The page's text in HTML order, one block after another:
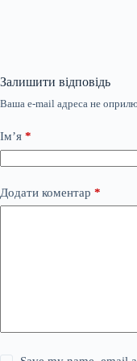
Залишити відповідь
Ваша e-mail адреса не
Ім’я *
Додати коментар *